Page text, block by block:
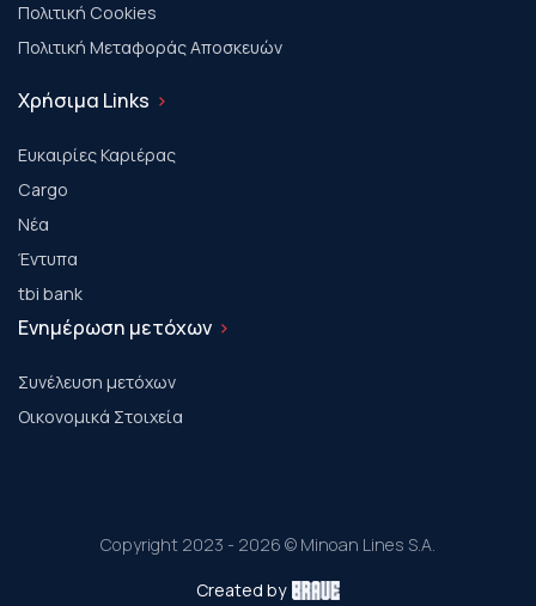
Πολιτική Cookies
Πολιτική Μεταφοράς Αποσκευών
Χρήσιμα Links
Ευκαιρίες Καριέρας
Cargo
Νέα
Έντυπα
tbi bank
Ενημέρωση μετόχων
Συνέλευση μετόχων
Οικονομικά Στοιχεία
Copyright 2023 - 2026 © Minoan Lines S.A.
Created by